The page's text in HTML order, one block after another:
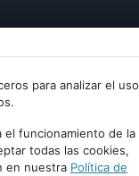
para analizar el uso
el funcionamiento de la
todas las cookies,
en nuestra Política de